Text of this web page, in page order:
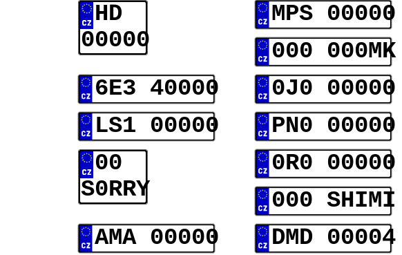
HD
00000
MPS 00000
000 000MK
6E3 40000
0J0 00000
LS1 00000
PN0 00000
00
S0RRY
0R0 00000
000 SHIMI
AMA 00000
DMD 00004